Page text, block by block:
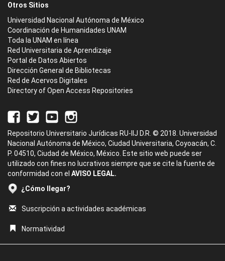
Otros Sitios
Universidad Nacional Autónoma de México
Coordinación de Humanidades UNAM
Toda la UNAM en línea
Red Universitaria de Aprendizaje
Portal de Datos Abiertos
Dirección General de Bibliotecas
Red de Acervos Digitales
Directory of Open Access Repositories
Repositorio Universitario Jurídicas RU-IIJ D.R. © 2018. Universidad
Nacional Autónoma de México, Ciudad Universitaria, Coyoacán, C.
P. 04510, Ciudad de México, México. Este sitio web puede ser
utilizado con fines no lucrativos siempre que se cite la fuente de
conformidad con el AVISO LEGAL.
¿Cómo llegar?
Suscripción a actividades académicas
Normatividad